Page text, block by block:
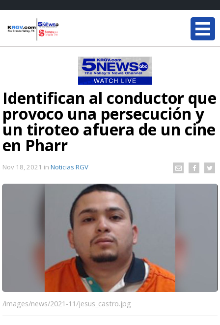
Identifican al conductor que
provoco una persecución y
un tiroteo afuera de un cine
en Pharr
Nov 18, 2021 in Noticias RGV
/images/news/2021-11/jesus_castro.jpg